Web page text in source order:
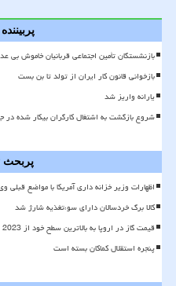
بازنشستگان تأمین اجتماعی قربانیان خاموش بی
بازخوانی قانون کار ایران از تولد تا بن بست
یارانه واریز شد
شروع بازگشت به اشتغال کارگران بیکار شده
پربحث
اظهارات وزیر خزانه داری آمریکا با مواضع
کالا برگ خردسالان دارای سوءتغذیه شارژ شد
قیمت گاز در اروپا به بالاترین سطح خود از 2023 رسید
پنجره استقلال کماکان بسته است